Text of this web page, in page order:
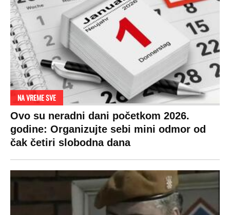
NA VREME SVE
Ovo su neradni dani početkom 2026.
godine: Organizujte sebi mini odmor od
čak četiri slobodna dana